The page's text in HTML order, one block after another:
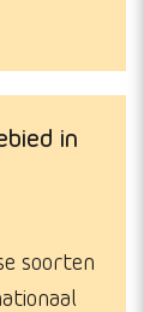
in
soorten